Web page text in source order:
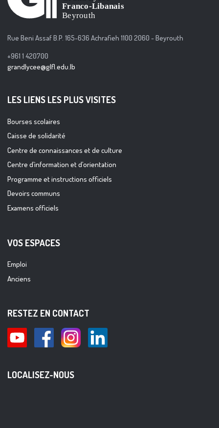
Rue Beni Assaf B.P. 165-636 Achrafieh 1100 2060 - Beyrouth
+961 1 420700
grandlycee@glfl.edu.lb
LES LIENS LES PLUS VISITES
Bourses scolaires
Caisse de solidarité
Centre de connaissances et de culture
Centre d’information et d’orientation
Programme et instructions officiels
Devoirs communs
Examens officiels
VOS ESPACES
Emploi
Anciens
RESTEZ EN CONTACT
LOCALISEZ-NOUS